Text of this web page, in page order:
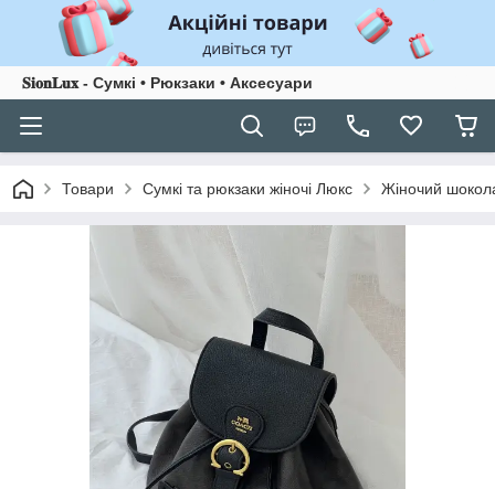
𝐒𝐢𝐨𝐧𝐋𝐮𝐱 - Сумкі • Рюкзаки • Аксесуари
Товари Сумкі та рюкзаки жіночі Люкс Жіночий